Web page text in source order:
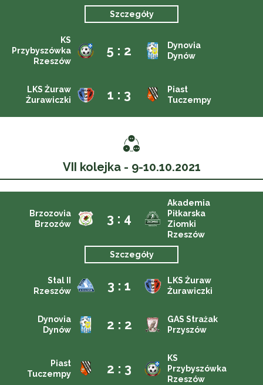
Szczegóły
KS
Przybyszówka
Rzeszów
5 : 2
Dynovia
Dynów
LKS Żuraw
Żurawiczki
1 : 3
Piast
Tuczempy
VII kolejka - 9-10.10.2021
Brzozovia
Brzozów
3 : 4
Akademia
Piłkarska
Ziomki
Rzeszów
Szczegóły
Stal II
Rzeszów
3 : 1
LKS Żuraw
Żurawiczki
Dynovia
Dynów
2 : 2
GAS Strażak
Przyszów
Piast
Tuczempy
2 : 3
KS
Przybyszówka
Rzeszów